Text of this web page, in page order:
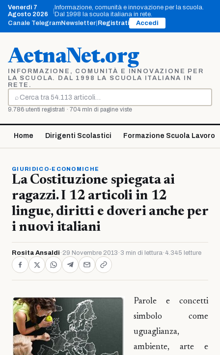
Vai
contenuto
Venerdì 7
Agosto 2026
Informazione, comunità e innovazione per la scuola.
Dal 1998 la scuola italiana in rete.
Canale TelegramNewsletter Registrati Accedi
AetnaNet.org
INFORMAZIONE, COMUNITÀ E INNOVAZIONE PER
LA SCUOLA. DAL 1998 LA SCUOLA ITALIANA IN
RETE.
⌕
Cerca
9.786 utenti registrati · 704 mln di pagine viste
Home Dirigenti Scolastici Formazione Scuola Lavoro
GIURIDICO-ECONOMICHE
La Costituzione spiegata ai
ragazzi. I 12 articoli in 12
lingue, diritti e doveri anche per
i nuovi italiani
Rosita Ansaldi · 29 Novembre 2013 · 3 min di lettura· 4.345 letture
Parole e concetti
simbolo come
uguaglianza,
ambiente, arte e